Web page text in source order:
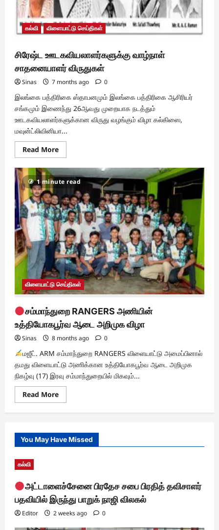
கல்வி விளையாட்டு செய்திகள்
சிரேஷ்ட ஊடகவியலாளர்களுக்கு வாழ்நாள்
சாதனையாளர் விருதுகள்
Sinas 7 months ago 0
இலங்கை பத்திரிகை ஸ்தாபனமும் இலங்கை பத்திரிகை ஆசிரியர்
சங்கமும் இணைந்து 26ஆவது முறையாக நடத்தும்
ஊடகவியலாளர்களுக்கான விருது வழங்கும் விழா கல்கிஸை,
மவுன்ட்லிவினியா...
Read MoreRead
more
சிரேஷ்ட
ஊடகவியலாளர்களுக்கு
வாழ்நாள்
சாதனையாளர்
விருதுகள்
1 minute read
விளையாட்டு செய்திகள்
சம்மாந்துறை RANGERS அணியின்
உத்தியோகபூர்வ ஆடை அறிமுக விழா
Sinas 8 months ago 0
மஜீட். ARM சம்மாந்துறை RANGERS விளையாட்டு அமைப்பினால்
தமது விளையாட்டு அணிக்கான உத்தியோகபூர்வ ஆடை அறிமுக
நிகழ்வு (17) இரவு சம்மாந்துறையில் மிகவும்...
Read MoreRead
more
அணியின்
உத்தியோகபூர்வ
ஆடை
You May Have Missed
கல்வி
அட்டாளைச்சேனை பிரதேச சபை பிரதித் தவிசாளர்
பதவியில் இருந்து பாறுக் நாஜி விலகல்
Editor 2 weeks ago 0